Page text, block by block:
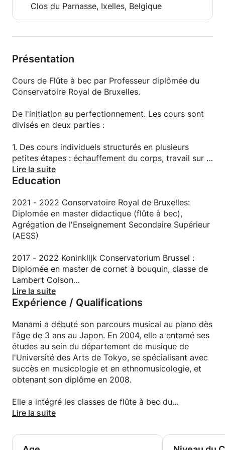
Clos du Parnasse, Ixelles, Belgique
Présentation
Cours de Flûte à bec par Professeur diplômée du
Conservatoire Royal de Bruxelles.
De l'initiation au perfectionnement. Les cours sont
divisés en deux parties :
1. Des cours individuels structurés en plusieurs
petites étapes : échauffement du corps, travail sur la
respiration et le son à l'instrument...le choix du
répertoire est adapté au niveau de l'élève pour
au clavecin est possible lors des cours chez le
professeur.
2. Pour le plaisir du jeu, organisation d'auditions et
musicaux est important.
Les leçons peuvent être dispensées en français,
anglais ou en japonais.
Tous niveaux sont bienvenus
Lire la suite
Education
2021 - 2022 Conservatoire Royal de Bruxelles:
Diplomée en master didactique (flûte à bec),
Agrégation de l'Enseignement Secondaire Supérieur
(AESS)
2017 - 2022 Koninklijk Conservatorium Brussel :
Diplomée en master de cornet à bouquin, classe de
Lambert Colson
2017:Premier Prix du Concours de Musique de
2014 - 2017 Conservatoire Royal de Bruxelles:
Diplomée en master de flûte à bec avec grande
distinction, classe de Frédéric de Roos et Nathalie
Houtman
Licence de Bachelor de flûte à bec, classe de
Frédéric de Roos et Nathalie Houtman
2004 - 2008 Université des Arts de Tokyo: Licence
de musicologie
Lire la suite
Expérience / Qualifications
Manami a débuté son parcours musical au piano dès
l'âge de 3 ans au Japon. En 2004, elle a entamé ses
études au sein du département de musique de
l'Université des Arts de Tokyo, se spécialisant avec
succès en musicologie et en ethnomusicologie, et
obtenant son diplôme en 2008.
Elle a intégré les classes de flûte à bec du
Conservatoire Royal de Bruxelles, suivant les
Houtman, Tomma Wessel (musique contemporaine)
et Laura Pok (consort de flûtes renaissance). Elle a
Lire la suite